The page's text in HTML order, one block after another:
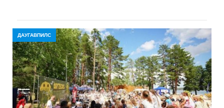
ДАУГАВПИЛС